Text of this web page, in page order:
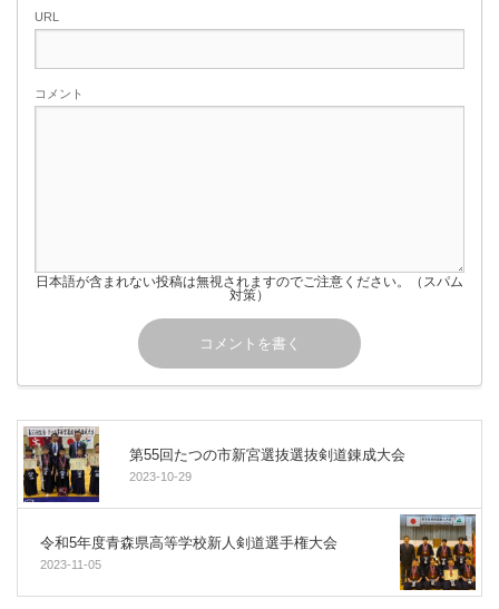
URL
コメント
日本語が含まれない投稿は無視されますのでご注意ください。（スパム
対策）
第55回たつの市新宮選抜選抜剣道錬成大会
2023-10-29
令和5年度青森県高等学校新人剣道選手権大会
2023-11-05